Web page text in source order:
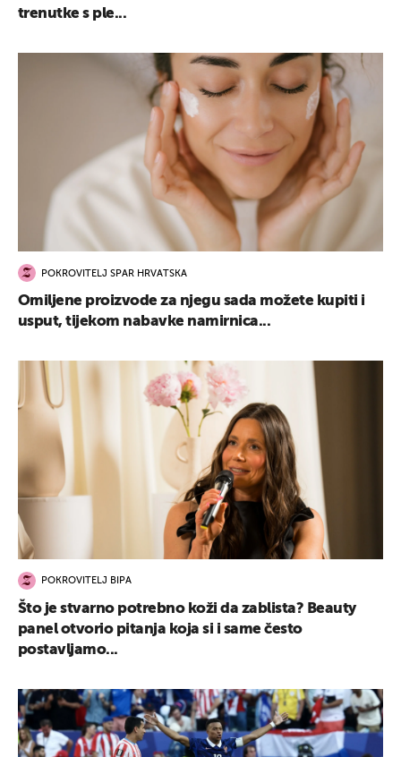
trenutke s ple...
POKROVITELJ SPAR HRVATSKA
Omiljene proizvode za njegu sada možete kupiti i
usput, tijekom nabavke namirnica...
POKROVITELJ BIPA
Što je stvarno potrebno koži da zablista? Beauty
panel otvorio pitanja koja si i same često
postavljamo...
UKLJUČITE NOTIFIKACIJE